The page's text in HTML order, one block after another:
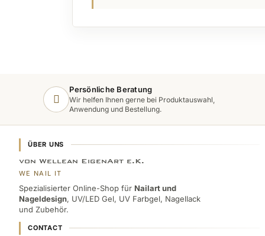
Persönliche Beratung
Wir helfen Ihnen gerne bei Produktauswahl,
Anwendung und Bestellung.
ÜBER UNS
von Wellean EigenArt e.K.
WE NAIL IT
Spezialisierter Online-Shop für Nailart und
Nageldesign, UV/LED Gel, UV Farbgel, Nagellack
und Zubehör.
CONTACT